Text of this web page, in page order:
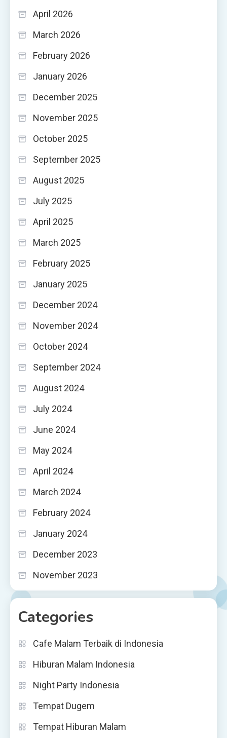
April 2026
March 2026
February 2026
January 2026
December 2025
November 2025
October 2025
September 2025
August 2025
July 2025
April 2025
March 2025
February 2025
January 2025
December 2024
November 2024
October 2024
September 2024
August 2024
July 2024
June 2024
May 2024
April 2024
March 2024
February 2024
January 2024
December 2023
November 2023
Categories
Cafe Malam Terbaik di Indonesia
Hiburan Malam Indonesia
Night Party Indonesia
Tempat Dugem
Tempat Hiburan Malam